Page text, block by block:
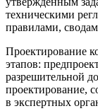
техническими
правилами,
Проектирование
этапов:
разрешительной
проектирование,
в экспертных